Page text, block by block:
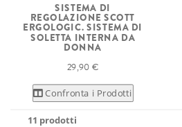
SISTEMA DI
REGOLAZIONE SCOTT
ERGOLOGIC. SISTEMA DI
SOLETTA INTERNA DA
DONNA
29,90 €
Confronta i Prodotti
11 prodotti